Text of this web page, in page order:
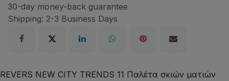
30-day money-back guarantee
Shipping: 2-3 Business Days
REVERS NEW CITY TRENDS 11 Παλέτα σκιών ματιών